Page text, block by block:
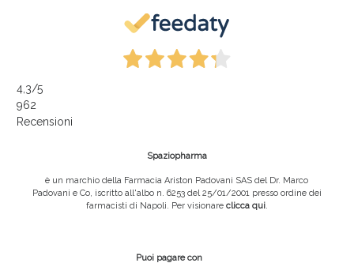
4,3/5
962
Recensioni
Spaziopharma
è un marchio della Farmacia Ariston Padovani SAS del Dr. Marco
Padovani e Co, iscritto all'albo n. 6253 del 25/01/2001 presso ordine dei
farmacisti di Napoli. Per visionare clicca qui.
Puoi pagare con